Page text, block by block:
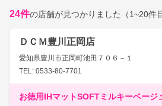
24件の店舗が見つかりました （1~20件
ＤＣＭ豊川正岡店
愛知県豊川市正岡町池田７０６－１
TEL: 0533-80-7701
お徳用IHマットSOFTミルキーベージ